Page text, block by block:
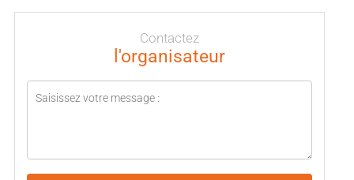
Contactez
l'organisateur